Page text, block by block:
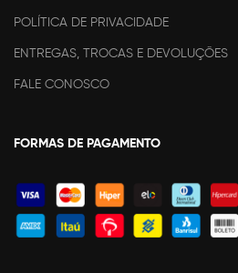
POLÍTICA DE PRIVACIDADE
ENTREGAS, TROCAS E DEVOLUÇÕES
FALE CONOSCO
FORMAS DE PAGAMENTO